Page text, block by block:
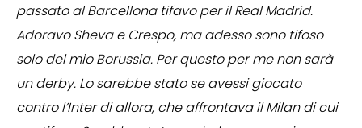
passato al Barcellona tifavo per il Real Madrid.
Adoravo Sheva e Crespo, ma adesso sono tifoso
solo del mio Borussia. Per questo per me non sarà
un derby. Lo sarebbe stato se avessi giocato
contro l’Inter di allora, che affrontava il Milan di cui